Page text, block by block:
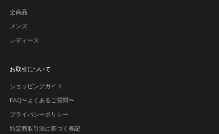
全商品
メンズ
レディース
お取引について
ショッピングガイド
FAQ〜よくあるご質問〜
プライバシーポリシー
特定商取引法に基づく表記